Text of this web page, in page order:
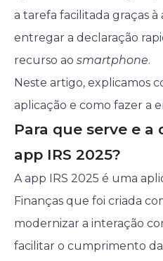
a tarefa facilitada graças
entregar a declaração
recurso ao smartphone.
Neste artigo, explicamos
aplicação e como fazer a
Para que serve e
app IRS 2025?
A app IRS 2025 é uma
Finanças que foi criada
modernizar a interação
facilitar o cumprimento